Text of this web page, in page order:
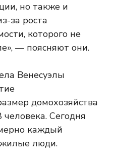
но также и
за роста
которого не
— поясняют они.
домохозяйства
человека. Сегодня
каждый
люди.